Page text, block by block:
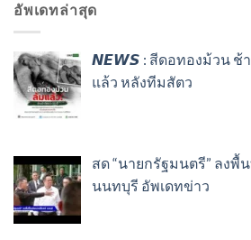
อัพเดทล่าสุด
𝙉𝙀𝙒𝙎 : สีดอทองม้วน ช้า
แล้ว หลังทีมสัตว
สด “นายกรัฐมนตรี” ลงพื้
นนทบุรี อัพเดทข่าว